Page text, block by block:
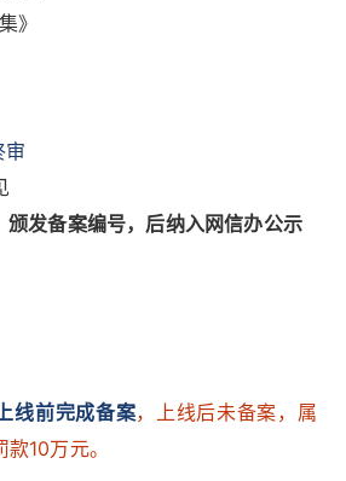
》
审
发备案编号，后纳入网信办公示
线前完成备案，上线后未备案，属
10万元。